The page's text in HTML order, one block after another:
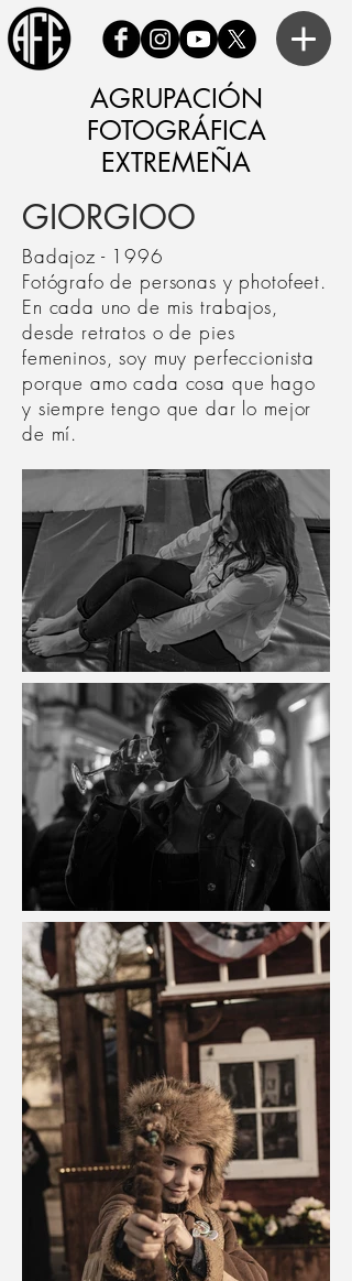
AGRUPACIÓN
FOTOGRÁFICA
EXTREMEÑA
GIORGIOO
Badajoz - 1996
Fotógrafo de personas y photofeet.
En cada uno de mis trabajos,
desde retratos o de pies
femeninos, soy muy perfeccionista
porque amo cada cosa que hago
y siempre tengo que dar lo mejor
de mí.